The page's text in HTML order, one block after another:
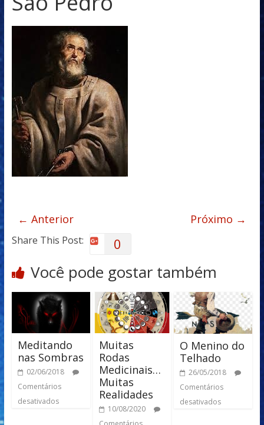
← Anterior Próximo →
Share This Post: 0
Você pode gostar também
Meditando
nas Sombras
02/06/2018
Comentários
desativados
Muitas
Rodas
Medicinais…
Muitas
Realidades
10/08/2020
O Menino do
Telhado
26/05/2018
Comentários
desativados